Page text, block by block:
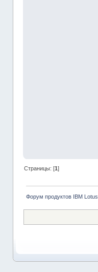
Страницы: [1]
Форум продуктов IBM Lotus